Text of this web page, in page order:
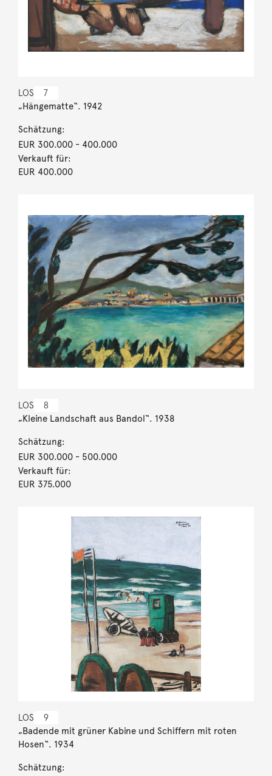
LOS 7
„Hängematte“. 1942
Schätzung:
EUR 300.000- 400.000
Verkauft für:
EUR 400.000
LOS 8
„Kleine Landschaft aus Bandol“. 1938
Schätzung:
EUR 300.000- 500.000
Verkauft für:
EUR 375.000
LOS 9
„Badende mit grüner Kabine und Schiffern mit roten
Hosen“. 1934
Schätzung: